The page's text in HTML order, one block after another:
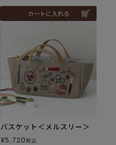
カートに入れる
バスケット＜メルスリー＞
¥5,720税込